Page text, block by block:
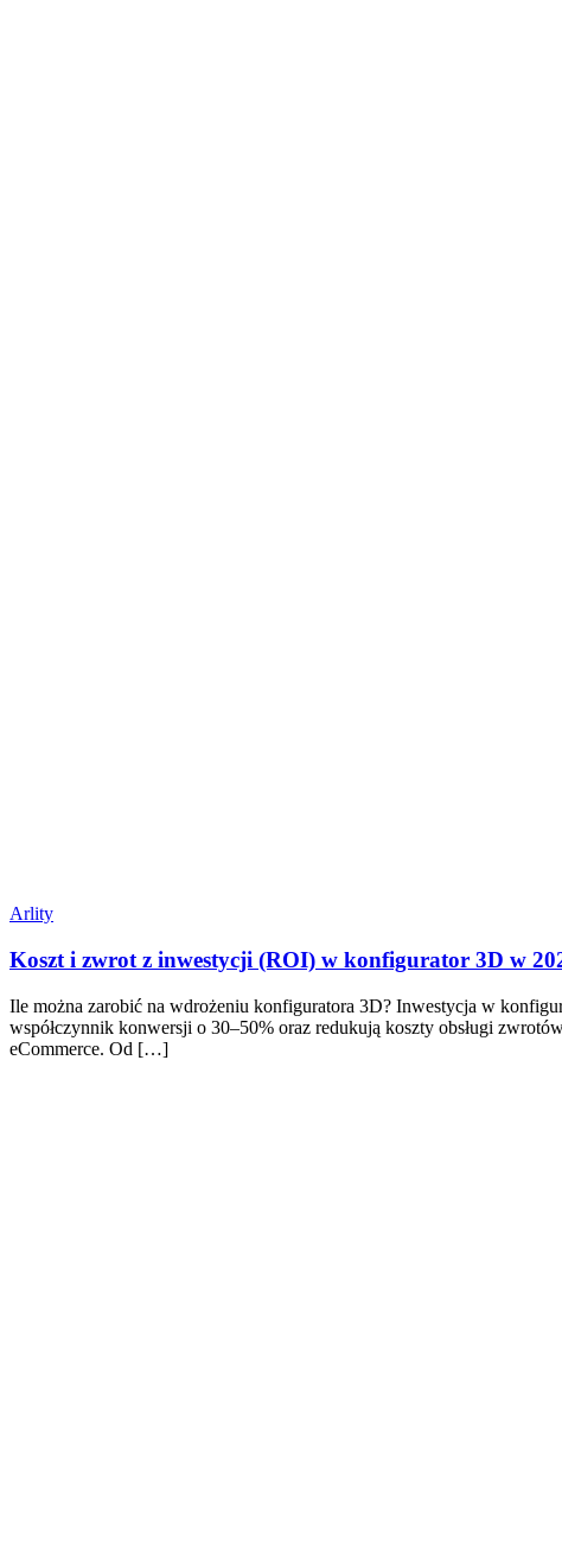
Arlity
Koszt i zwrot z inwestycji (ROI) w konfigurator 3D w
Ile można zarobić na wdrożeniu konfiguratora 3D? Inwestycja w
współczynnik konwersji o 30–50% oraz redukują koszty obsługi
eCommerce. Od […]